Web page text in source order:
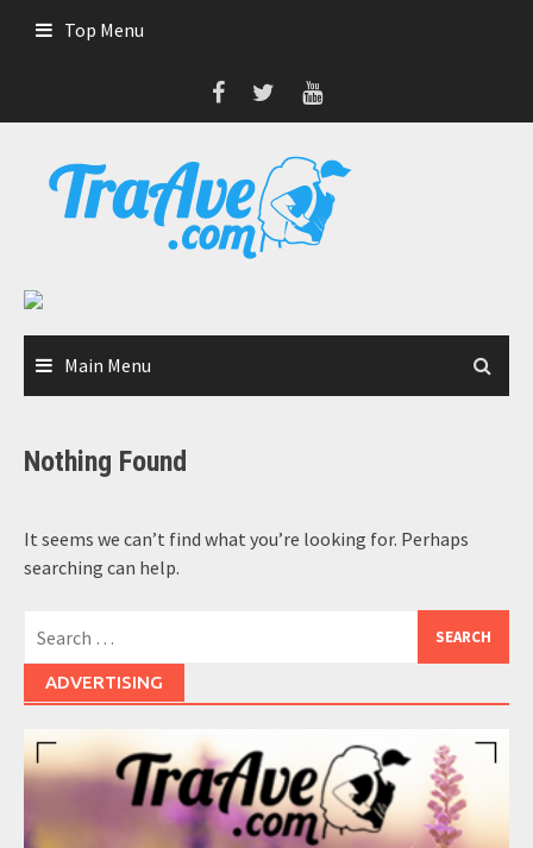
Top Menu
Main Menu
Nothing Found
It seems we can’t find what you’re looking for. Perhaps
searching can help.
ADVERTISING